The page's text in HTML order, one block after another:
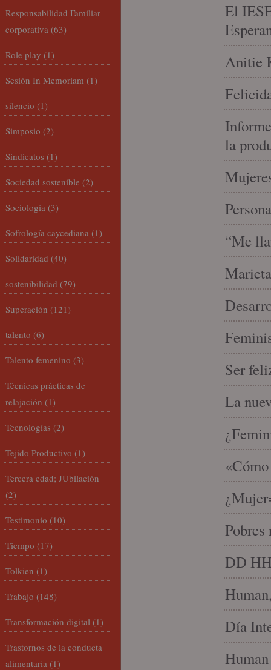
El
Anitie
la
“Me
Ser
La
DD
Día
Responsabilidad Familiar
corporativa (63)
Role play (1)
Sesión In Memoriam (1)
silencio (1)
Simposio (2)
Sindicatos (1)
Sociedad sostenible (2)
Sociología (3)
Sofrología caycediana (1)
Solidaridad (40)
sostenibilidad (79)
Superación (121)
talento (6)
Talento femenino (3)
Técnicas prácticas de
relajación (1)
Tecnologías (2)
Tejido Productivo (1)
Tercera edad; JUbilación
(2)
Testimonio (10)
Tiempo (17)
Tolkien (1)
Trabajo (148)
Transformación digital (1)
Trastornos de la conducta
alimentaria (1)